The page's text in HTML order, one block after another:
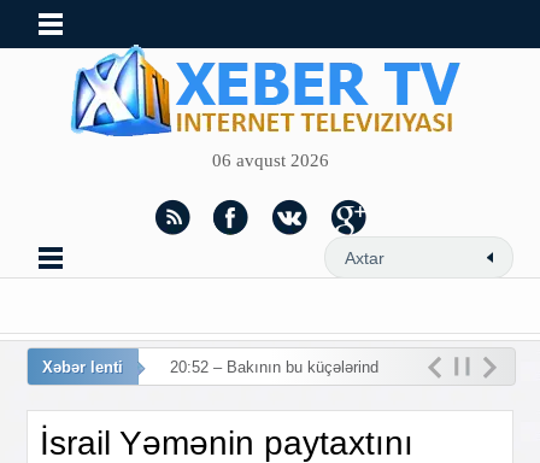
06 avqust 2026
Xəbər lenti 20:52 – Bakının bu küçələrində
İsrail Yəmənin paytaxtını